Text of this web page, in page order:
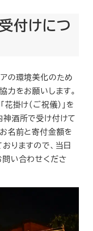
付けにつ
の環境美化のため
力をお願いします。
掛け（ご祝儀）」を
酒所で受け付けて
名前と寄付金額を
りますので、当日
い合わせくださ